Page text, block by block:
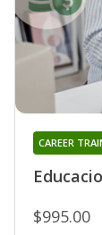
CAREER
$995.00